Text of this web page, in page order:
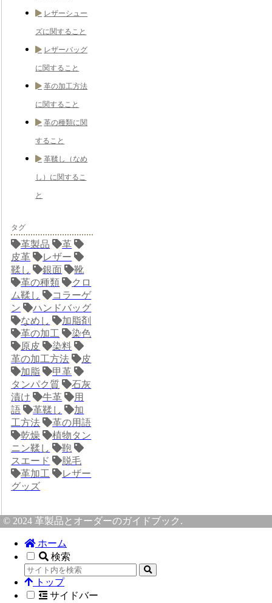
レザーシュー
ズに関すること
レザーバッグ
に関すること
革の加工方法
に関すること
革の種類に関
すること
革鞣し（なめ
し）に関するこ
と
タグ
革製品
革
皮革
レザー
鞣し
銀面
靴
革の種類
クロ
ム鞣し
コラーゲ
ン
ハンドバッグ
なめし
加脂剤
革の加工
染色
原皮
染料
革の加工方法
皮
加脂
甲革
タンパク質
石灰
漬け
牛革
用
語
革鞣し
加
工方法
革の用語
乾燥
植物タン
ニン鞣し
鞄
スエード
脱毛
革加工
レザー
グッズ
© 2024 革製品とオーダーのガイドブック.
ホーム
検索
トップ
サイドバー